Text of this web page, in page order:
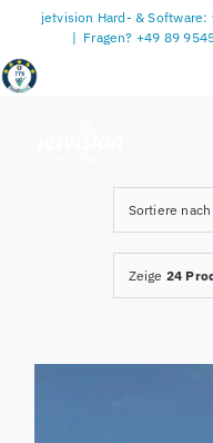
springen
jetvision Hard- &
| Fragen? +49 89
Sortiere
Zeige 24